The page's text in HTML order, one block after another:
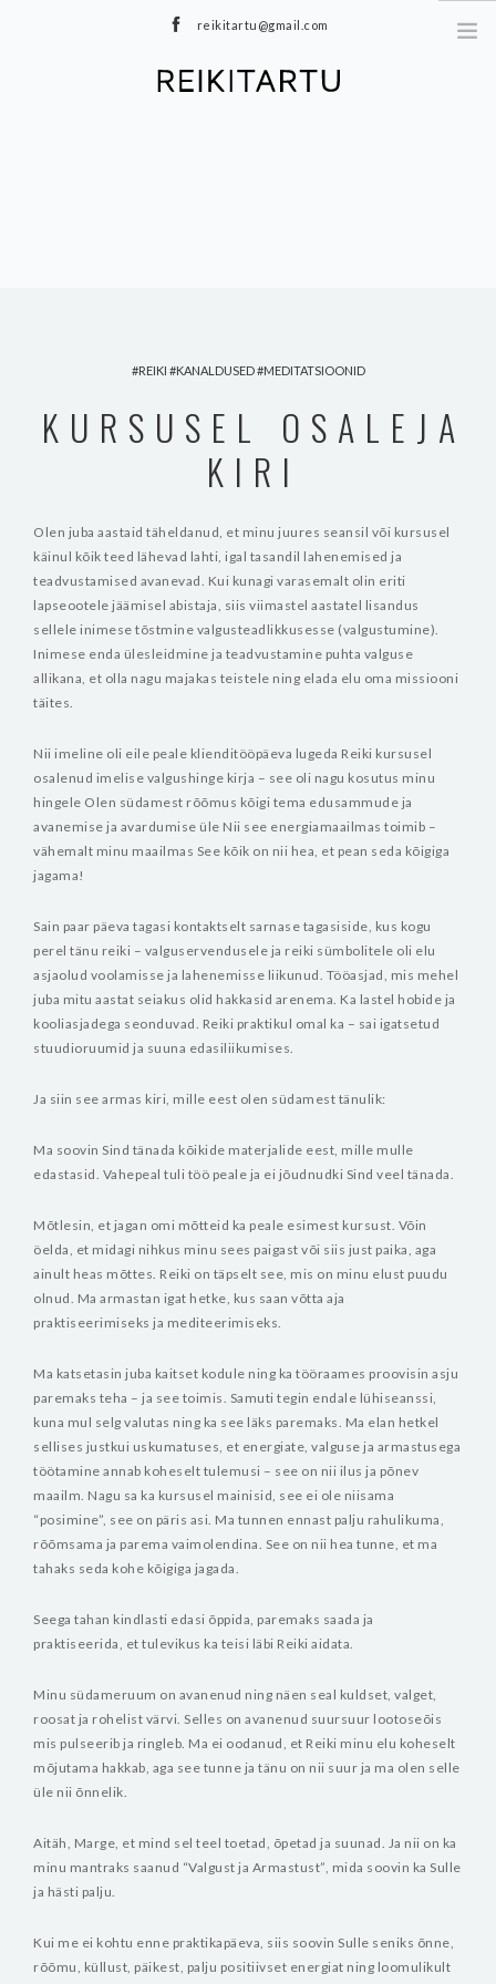
reikitartu@gmail.com
REIKI KANALDUSED MEDITATSIOONID
KURSUSEL OSALEJA
KIRI
Olen juba aastaid täheldanud, et minu juures seansil või kursusel
käinul kõik teed lähevad lahti, igal tasandil lahenemised ja
teadvustamised avanevad. Kui kunagi varasemalt olin eriti
lapseootele jäämisel abistaja, siis viimastel aastatel lisandus
sellele inimese tõstmine valgusteadlikkusesse (valgustumine).
Inimese enda ülesleidmine ja teadvustamine puhta valguse
allikana, et olla nagu majakas teistele ning elada elu oma missiooni
täites.
Nii imeline oli eile peale klienditööpäeva lugeda Reiki kursusel
osalenud imelise valgushinge kirja – see oli nagu kosutus minu
hingele Olen südamest rõõmus kõigi tema edusammude ja
avanemise ja avardumise üle Nii see energiamaailmas toimib –
vähemalt minu maailmas See kõik on nii hea, et pean seda kõigiga
jagama!
Sain paar päeva tagasi kontaktselt sarnase tagasiside, kus kogu
perel tänu reiki – valguservendusele ja reiki sümbolitele oli elu
asjaolud voolamisse ja lahenemisse liikunud. Tööasjad, mis mehel
juba mitu aastat seiakus olid hakkasid arenema. Ka lastel hobide ja
kooliasjadega seonduvad. Reiki praktikul omal ka – sai igatsetud
stuudioruumid ja suuna edasiliikumises.
Ja siin see armas kiri, mille eest olen südamest tänulik:
Ma soovin Sind tänada kõikide materjalide eest, mille mulle
edastasid. Vahepeal tuli töö peale ja ei jõudnudki Sind veel tänada.
Mõtlesin, et jagan omi mõtteid ka peale esimest kursust. Võin
öelda, et midagi nihkus minu sees paigast või siis just paika, aga
ainult heas mõttes. Reiki on täpselt see, mis on minu elust puudu
olnud. Ma armastan igat hetke, kus saan võtta aja
praktiseerimiseks ja mediteerimiseks.
Ma katsetasin juba kaitset kodule ning ka tööraames proovisin asju
paremaks teha – ja see toimis. Samuti tegin endale lühiseanssi,
kuna mul selg valutas ning ka see läks paremaks. Ma elan hetkel
sellises justkui uskumatuses, et energiate, valguse ja armastusega
töötamine annab koheselt tulemusi – see on nii ilus ja põnev
maailm. Nagu sa ka kursusel mainisid, see ei ole niisama
“posimine”, see on päris asi. Ma tunnen ennast palju rahulikuma,
rõõmsama ja parema vaimolendina. See on nii hea tunne, et ma
tahaks seda kohe kõigiga jagada.
Seega tahan kindlasti edasi õppida, paremaks saada ja
praktiseerida, et tulevikus ka teisi läbi Reiki aidata.
Minu südameruum on avanenud ning näen seal kuldset, valget,
roosat ja rohelist värvi. Selles on avanenud suursuur lootoseõis
mis pulseerib ja ringleb. Ma ei oodanud, et Reiki minu elu koheselt
mõjutama hakkab, aga see tunne ja tänu on nii suur ja ma olen selle
üle nii õnnelik.
Aitäh, Marge, et mind sel teel toetad, õpetad ja suunad. Ja nii on ka
minu mantraks saanud “Valgust ja Armastust”, mida soovin ka Sulle
ja hästi palju.
Kui me ei kohtu enne praktikapäeva, siis soovin Sulle seniks õnne,
rõõmu, küllust, päikest, palju positiivset energiat ning loomulikult